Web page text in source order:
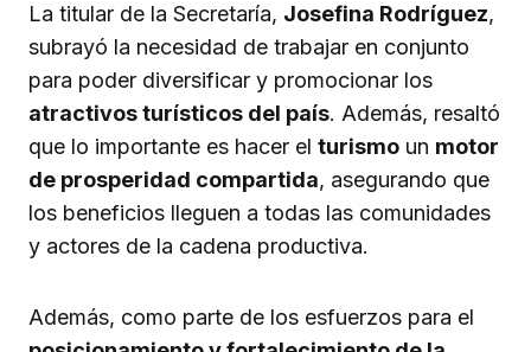
La titular de la Secretaría, Josefina Rodríguez,
subrayó la necesidad de trabajar en conjunto
para poder diversificar y promocionar los
atractivos turísticos del país. Además, resaltó
que lo importante es hacer el turismo un motor
de prosperidad compartida, asegurando que
los beneficios lleguen a todas las comunidades
y actores de la cadena productiva.
Además, como parte de los esfuerzos para el